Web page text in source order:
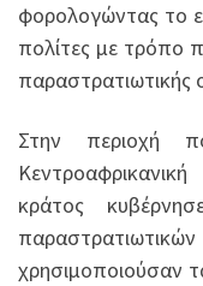
φορολογώντας το
πολίτες με τρόπο
παραστρατιωτικής
Στην περιοχή
κράτος
χρησιμοποιούσαν